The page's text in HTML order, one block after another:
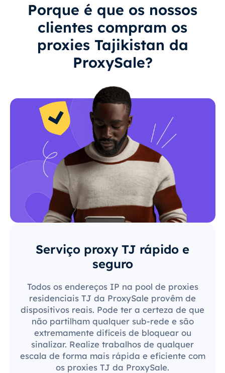
Porque é que os nossos
clientes compram os
proxies Tajikistan da
ProxySale?
Serviço proxy TJ rápido e
seguro
Todos os endereços IP na pool de proxies
residenciais TJ da ProxySale provêm de
dispositivos reais. Pode ter a certeza de que
não partilham qualquer sub-rede e são
extremamente difíceis de bloquear ou
sinalizar. Realize trabalhos de qualquer
escala de forma mais rápida e eficiente com
os proxies TJ da ProxySale.